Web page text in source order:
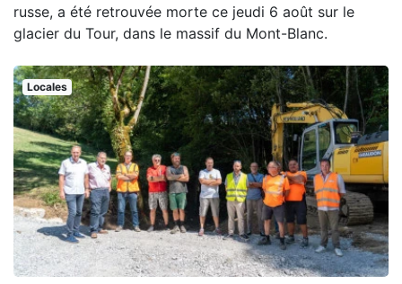
russe, a été retrouvée morte ce jeudi 6 août sur le
glacier du Tour, dans le massif du Mont-Blanc.
Locales